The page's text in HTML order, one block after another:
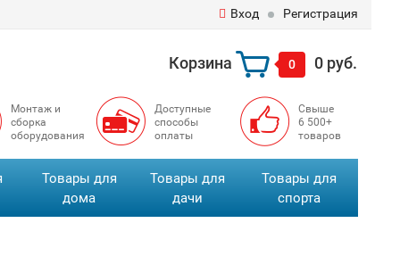
Вход Регистрация
Корзина 0 0 руб.
Монтаж и
сборка
оборудования
Доступные
способы
оплаты
Свыше
6 500+
товаров
Товары для
дома
Товары для
дачи
Товары для
спорта